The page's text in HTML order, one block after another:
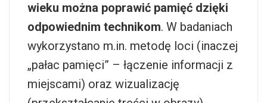
wieku można poprawić pamięć dzięki
odpowiednim technikom. W badaniach
wykorzystano m.in. metodę loci (inaczej
„pałac pamięci” – łączenie informacji z
miejscami) oraz wizualizację